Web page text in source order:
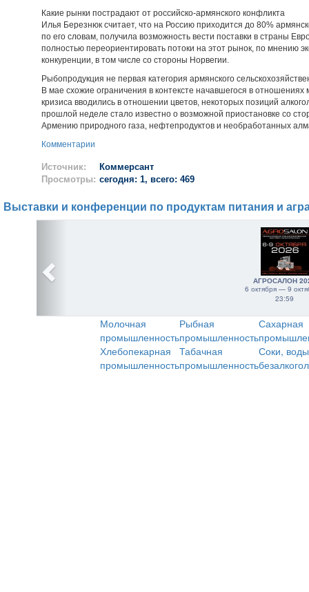
Какие рынки пострадают от российско-армянского конфликта
Илья Березнюк считает, что на Россию приходится до 80%
по его словам, получила возможность вести поставки в страны
полностью переориентировать потоки на этот рынок, по мнению
конкуренции, в том числе со стороны Норвегии.
Рыбопродукция не первая категория армянского
В мае схожие ограничения в контексте начавшегося в
кризиса вводились в отношении цветов, некоторых позиций
прошлой неделе стало известно о возможной приостановке со
Армению природного газа, нефтепродуктов и необработанных
Комментарии
Источник:
Коммерсант
Просмотры: сегодня: 1, всего: 469
Выставки и конференции по продуктам питания и
АГРОСАЛОН
6 октября — 9
23:59
Молочная
промышленность
Рыбная
промышленность
Сахарная
Хлебопекарная
промышленность
Табачная
промышленность
Соки,